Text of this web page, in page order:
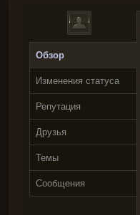
Обзор
Изменения статуса
Репутация
Друзья
Темы
Сообщения